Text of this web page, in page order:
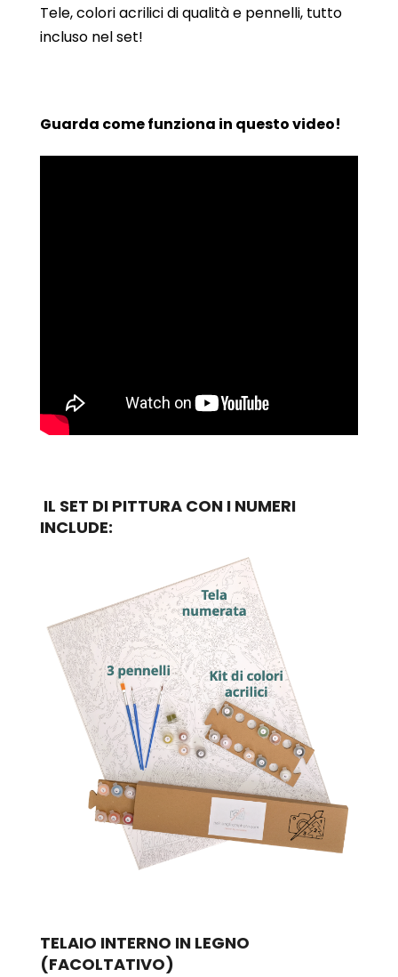
Tele, colori acrilici di qualità e pennelli, tutto
incluso nel set!
Guarda come funziona in questo video!
IL SET DI PITTURA CON I NUMERI
INCLUDE:
TELAIO INTERNO IN LEGNO
(FACOLTATIVO)